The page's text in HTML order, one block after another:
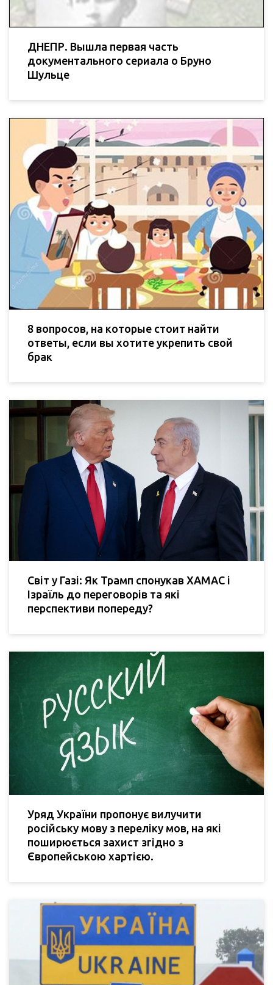
ДНЕПР. Вышла первая часть
документального сериала о Бруно
Шульце
8 вопросов, на которые стоит найти
ответы, если вы хотите укрепить свой
брак
Світ у Газі: Як Трамп спонукав ХАМАС і
Ізраїль до переговорів та які
перспективи попереду?
Уряд України пропонує вилучити
російську мову з переліку мов, на які
поширюється захист згідно з
Європейською хартією.